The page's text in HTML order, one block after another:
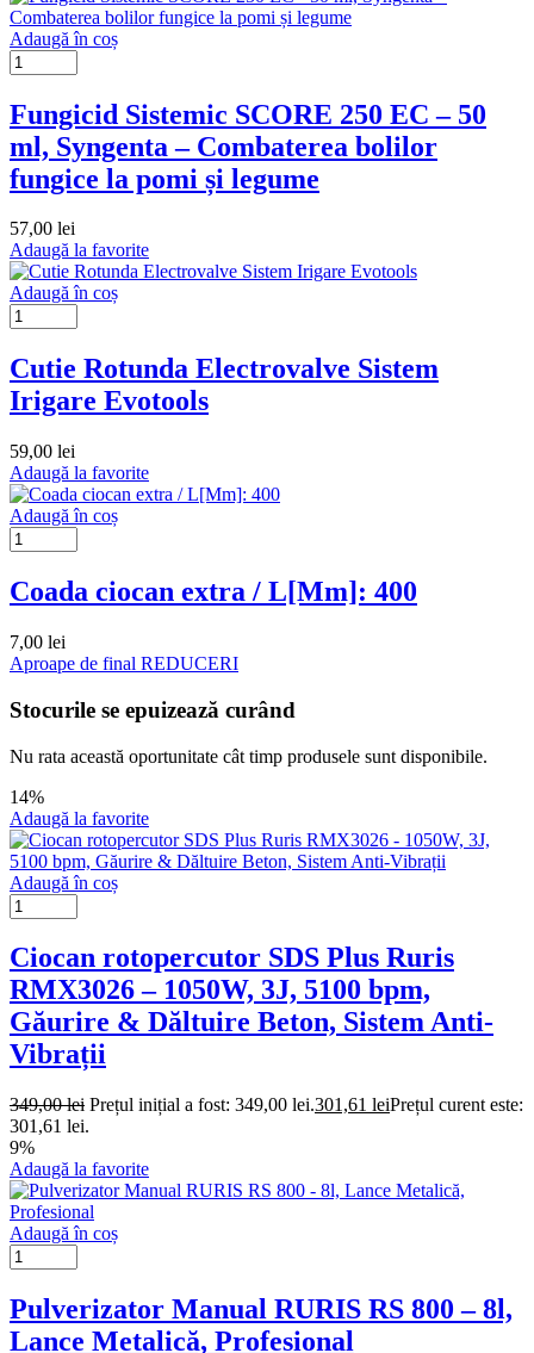
Adaugă în coș
Fungicid Sistemic SCORE 250 EC – 50
ml, Syngenta – Combaterea bolilor
fungice la pomi și legume
57,00 lei
Adaugă la favorite
Adaugă în coș
Cutie Rotunda Electrovalve Sistem
Irigare Evotools
59,00 lei
Adaugă la favorite
Adaugă în coș
Coada ciocan extra / L[Mm]: 400
7,00 lei
Aproape de final REDUCERI
Stocurile se epuizează curând
Nu rata această oportunitate cât timp produsele sunt disponibile.
14%
Adaugă la favorite
Adaugă în coș
Ciocan rotopercutor SDS Plus Ruris
RMX3026 – 1050W, 3J, 5100 bpm,
Găurire & Dăltuire Beton, Sistem Anti-
Vibrații
349,00lei Prețul inițial a fost: 349,00 lei.301,61 leiPrețul curent este:
301,61 lei.
9%
Adaugă la favorite
Adaugă în coș
Pulverizator Manual RURIS RS 800 – 8l,
Lance Metalică, Profesional